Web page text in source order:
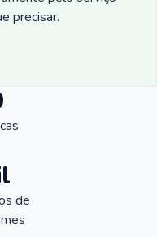
precisar.
de